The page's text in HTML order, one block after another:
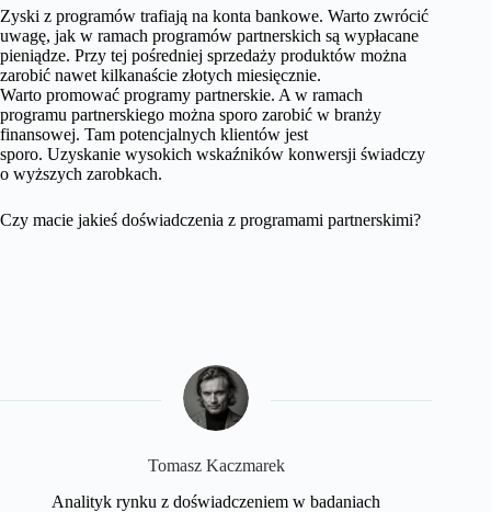
Zyski z programów trafiają na konta bankowe. Warto zwrócić
uwagę, jak w ramach programów partnerskich są wypłacane
pieniądze. Przy tej pośredniej sprzedaży produktów można
zarobić nawet kilkanaście złotych miesięcznie.
Warto promować programy partnerskie. A w ramach
programu partnerskiego można sporo zarobić w branży
finansowej. Tam potencjalnych klientów jest
sporo. Uzyskanie wysokich wskaźników konwersji świadczy
o wyższych zarobkach.
Czy macie jakieś doświadczenia z programami partnerskimi?
Tomasz Kaczmarek
Analityk rynku z doświadczeniem w badaniach